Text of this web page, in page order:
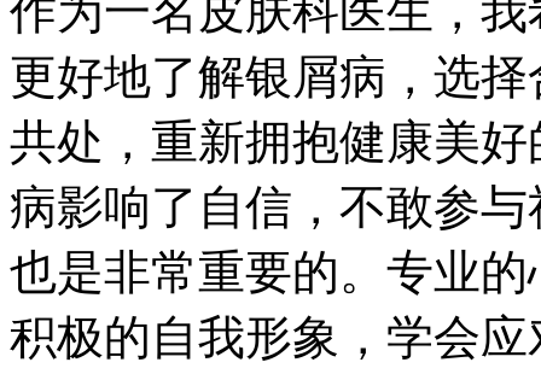
作为一名皮肤科医生，
更好地了解银屑病，选
共处，重新拥抱健康美
病影响了自信，不敢参
也是非常重要的。专业
积极的自我形象，学会